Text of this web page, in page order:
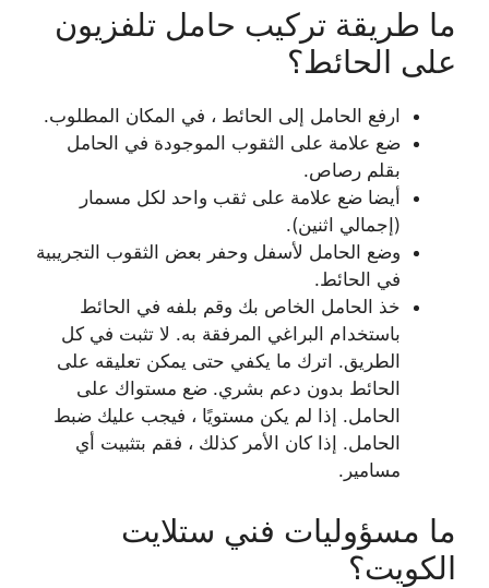
ما طريقة تركيب حامل تلفزيون
على الحائط؟
ارفع الحامل إلى الحائط ، في المكان المطلوب.
ضع علامة على الثقوب الموجودة في الحامل
بقلم رصاص.
أيضا ضع علامة على ثقب واحد لكل مسمار
(إجمالي اثنين).
وضع الحامل لأسفل وحفر بعض الثقوب التجريبية
في الحائط.
خذ الحامل الخاص بك وقم بلفه في الحائط
باستخدام البراغي المرفقة به. لا تثبت في كل
الطريق. اترك ما يكفي حتى يمكن تعليقه على
الحائط بدون دعم بشري. ضع مستواك على
الحامل. إذا لم يكن مستويًا ، فيجب عليك ضبط
الحامل. إذا كان الأمر كذلك ، فقم بتثبيت أي
مسامير.
ما مسؤوليات فني ستلايت
الكويت؟